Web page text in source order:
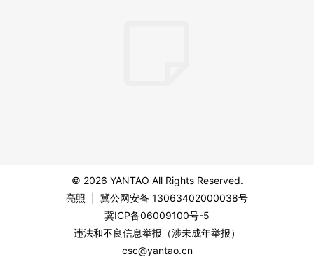
© 2026 YANTAO All Rights Reserved.
亮照
冀公网安备 13063402000038号
冀ICP备06009100号-5
违法和不良信息举报（涉未成年举报）
csc@yantao.cn